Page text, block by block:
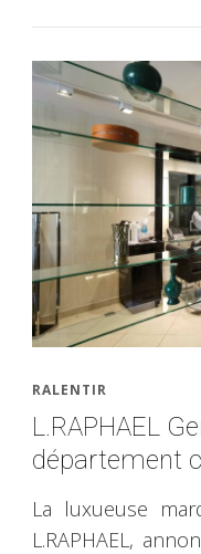
RALENTIR
L.RAPHAEL
département
La luxueuse
L.RAPHAEL,